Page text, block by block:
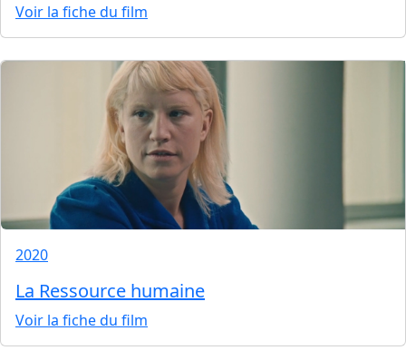
Voir la fiche du film
2020
La Ressource humaine
Voir la fiche du film